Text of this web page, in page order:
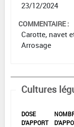
23/12/2024
COMMENTAIRE :
Carotte, navet
Arrosage
Cultures
DOSE
D'APPORT